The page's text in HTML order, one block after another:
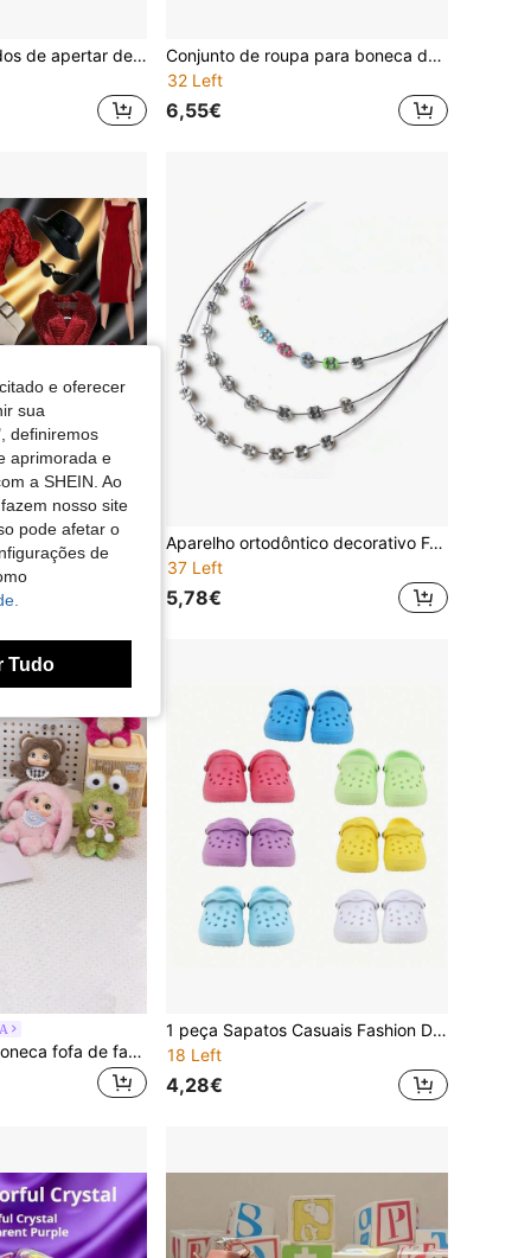
4 peças Brinquedos de apertar de melancia rosa & verde para férias - Textura macia e divertida, adequado para recompensas de festa & sala de aula, perfeito para presentes e festas de Natal, Halloween | Toque macio
Conjunto de roupa para boneca de 20 cm, conjunto de pijama de 4 peças, incluindo top, calças, chapéu e meias. Conjunto de roupa fofo, adequado para vestir bonecas. Decorações fofas, adequadas para bonecos de pelúcia. Pequenos presentes para festas, presentes de aniversário (excluindo bonecas)
32 Left
6,55€
Aparelho ortodôntico decorativo Forlabubu, ajustável e colorido em aço, ideal para bonecas de 17 cm de todas as gerações. Acessórios para bonecas.
37 Left
5,78€
POKOJA LAND Boneca fofa de família em vinil, bonecas de vinil macio, pingente de urso rosa vermelho, pingente de ovelha amarela para bolsa, presentes de aniversário, decoração de Natal, Halloween (material interno Tangjia (rígido), enchimento não macio), primavera ao verão
1 peça Sapatos Casuais Fashion Desgastados para Bonecas de 18 Polegadas, Várias Cores Disponíveis, Estilo Casual, Atende às Necessidades de Roupa de Boneca Rica e Visual Casual, Adequado para Mudança Diária de Roupa de Boneca e Exibição, Coleção de Bonecas, Roupa de Festa Fashion para Bonecas, Acessórios de Decoração para Exibição de Coleção e Brincadeira de Interpretação de Papéis
18 Left
4,28€
e oferecer
sua
definiremos
aprimorada e
a SHEIN. Ao
nosso site
pode afetar o
de
Tudo